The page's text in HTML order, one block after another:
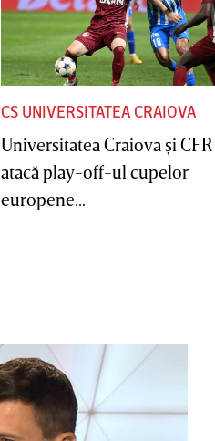
CS UNIVERSITATEA CRAIOVA
Universitatea Craiova şi
atacă play-off-ul cupelor
europene...